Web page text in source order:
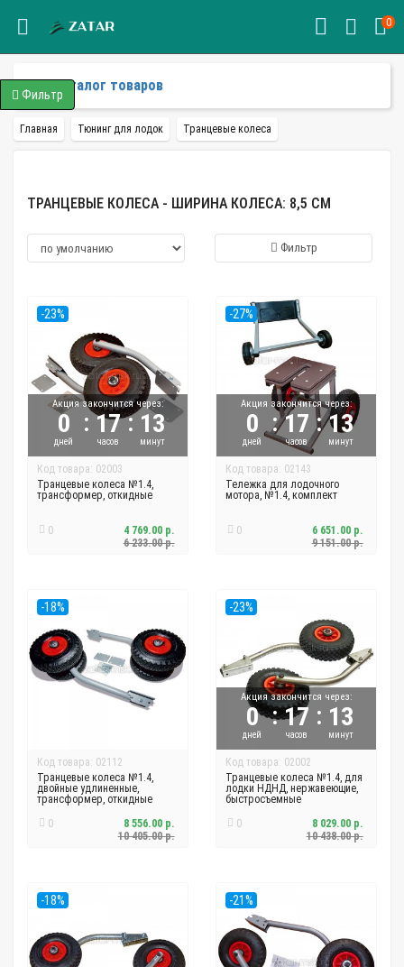
0
Каталог товаров
Главная Тюнинг для лодок Транцевые колеса
ТРАНЦЕВЫЕ КОЛЕСА - ШИРИНА КОЛЕСА: 8,5 СМ
Фильтр
-23%
Акция закончится через:
0
дней
: 17
часов
: 13
минут
Код товара: 02003
Транцевые колеса №1.4,
трансформер, откидные
0
6 233.00 р.
4 769.00 р.
-27%
Акция закончится через:
0
дней
: 17
часов
: 13
минут
Код товара: 02143
Тележка для лодочного
мотора, №1.4, комплект
0
9 151.00 р.
6 651.00 р.
-18%
Код товара: 02112
Транцевые колеса №1.4,
двойные удлиненные,
трансформер, откидные
0
10 405.00 р.
8 556.00 р.
-23%
Акция закончится через:
0
дней
: 17
часов
: 13
минут
Код товара: 02002
Транцевые колеса №1.4, для
лодки НДНД, нержавеющие,
быстросъемные
0
10 438.00 р.
8 029.00 р.
-18% -21%
Фильтр